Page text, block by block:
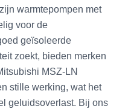
warmtepompen met
voor de
geïsoleerde
zoekt, bieden merken
MSZ-LN
stille werking, wat het
geluidsoverlast. Bij ons